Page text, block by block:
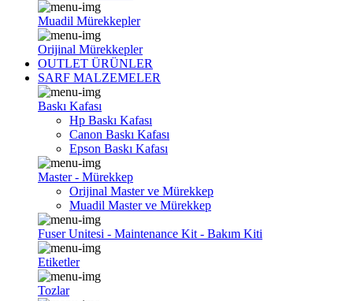
Muadil Mürekkepler
Orijinal Mürekkepler
OUTLET ÜRÜNLER
SARF MALZEMELER
Baskı Kafası
Hp Baskı Kafası
Canon Baskı Kafası
Epson Baskı Kafası
Master - Mürekkep
Orijinal Master ve Mürekkep
Muadil Master ve Mürekkep
Fuser Unitesi - Maintenance Kit - Bakım Kiti
Etiketler
Tozlar